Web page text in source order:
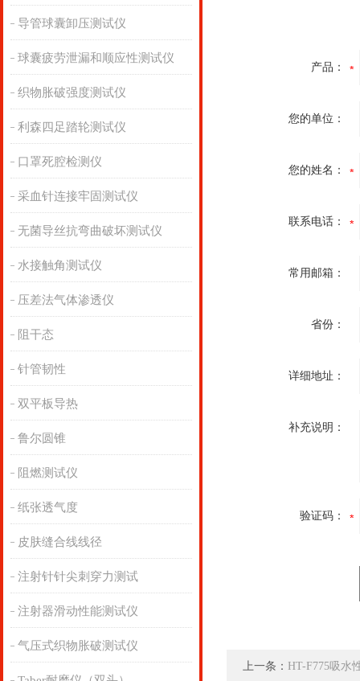
导管球囊卸压测试仪
球囊疲劳泄漏和顺应性测试仪
织物胀破强度测试仪
利森四足踏轮测试仪
口罩死腔检测仪
采血针连接牢固测试仪
无菌导丝抗弯曲破坏测试仪
水接触角测试仪
压差法气体渗透仪
阻干态
针管韧性
双平板导热
鲁尔圆锥
阻燃测试仪
纸张透气度
皮肤缝合线线径
注射针针尖刺穿力测试
注射器滑动性能测试仪
气压式织物胀破测试仪
产品：
您的单位：
您的姓名：
联系电话：
常用邮箱：
省份：
详细地址：
补充说明：
验证码：
上一条： HT-F775吸水